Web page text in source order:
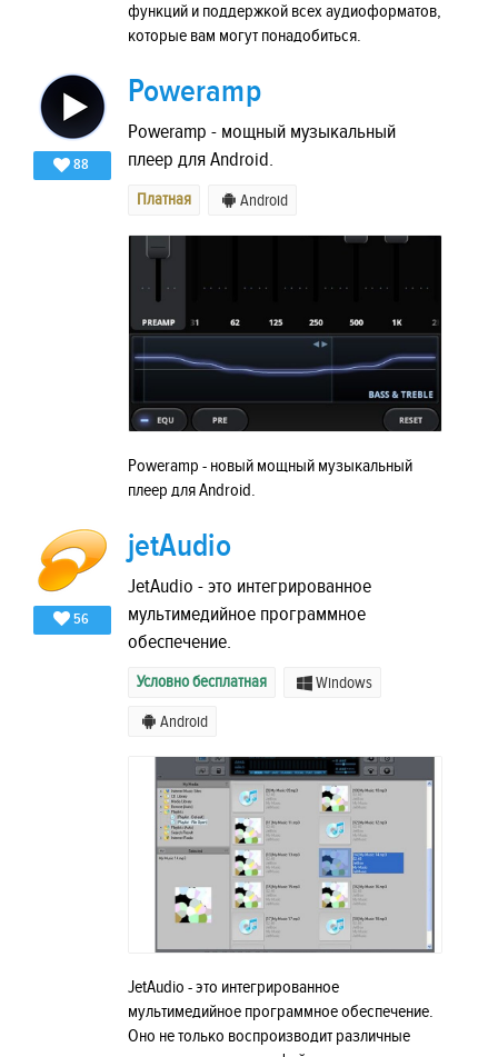
функций и поддержкой всех аудиоформатов,
которые вам могут понадобиться.
88
Poweramp
Poweramp - мощный музыкальный
плеер для Android.
Платная Android
Poweramp - новый мощный музыкальный
плеер для Android.
56
jetAudio
JetAudio - это интегрированное
мультимедийное программное
обеспечение.
Условно бесплатная Windows
Android
JetAudio - это интегрированное
мультимедийное программное обеспечение.
Оно не только воспроизводит различные